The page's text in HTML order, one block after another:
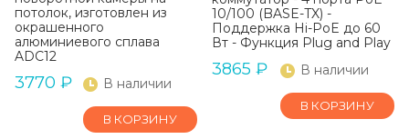
потолок, изготовлен из
окрашенного
алюминиевого сплава
ADC12
3770 ₽ В наличии
В КОРЗИНУ
10/100 (BASE-TX) -
Поддержка Hi-PoE до 60
Вт - Функция Plug and Play
3865 ₽ В наличии
В КОРЗИНУ